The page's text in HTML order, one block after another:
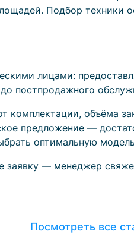
Подбор техники
лицами:
постпродажного
объёма
предложение —
оптимальную
заявку — менеджер
Посмотреть все